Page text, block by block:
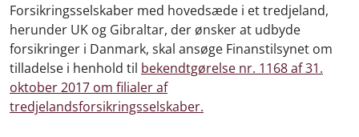
Forsikringsselskaber med hovedsæde i et tredjeland,
herunder UK og Gibraltar, der ønsker at udbyde
forsikringer i Danmark, skal ansøge Finanstilsynet om
tilladelse i henhold til bekendtgørelse nr. 1168 af 31.
oktober 2017 om filialer af
tredjelandsforsikringsselskaber.